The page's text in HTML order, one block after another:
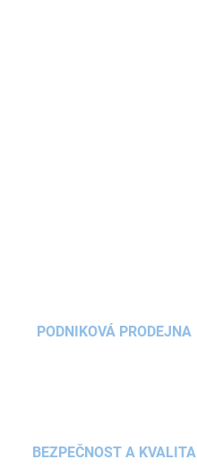
PODNIKOVÁ PRODEJNA
BEZPEČNOST A KVALITA